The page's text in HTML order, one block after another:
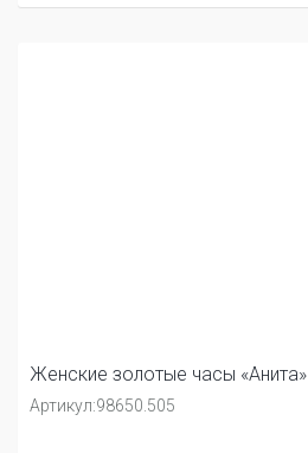
Женские золотые часы «Анита»
Артикул:98650.505